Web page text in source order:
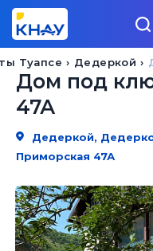
Дедеркой
Туапсе
Дом под
47А
Дедеркой,
Приморская 47А